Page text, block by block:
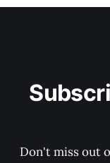
Don't miss out